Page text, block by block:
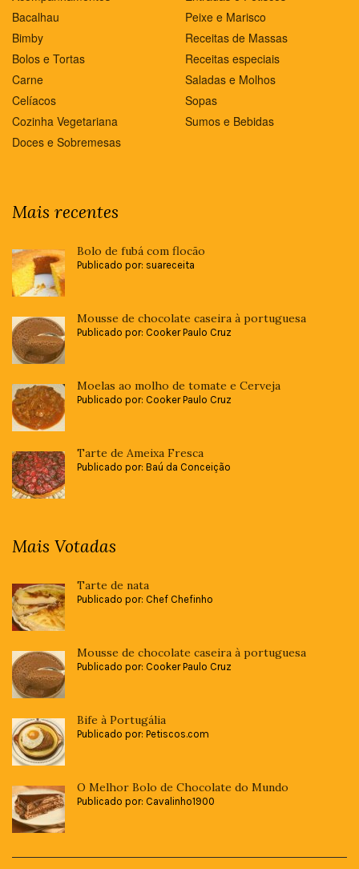
Bacalhau
Bimby
Bolos e Tortas
Carne
Celíacos
Cozinha Vegetariana
Doces e Sobremesas
Peixe e Marisco
Receitas de Massas
Receitas especiais
Saladas e Molhos
Sopas
Sumos e Bebidas
Mais recentes
Bolo de fubá com flocão
Publicado por: suareceita
Mousse de chocolate caseira à portuguesa
Publicado por: Cooker Paulo Cruz
Moelas ao molho de tomate e Cerveja
Publicado por: Cooker Paulo Cruz
Tarte de Ameixa Fresca
Publicado por: Baú da Conceição
Mais Votadas
Tarte de nata
Publicado por: Chef Chefinho
Mousse de chocolate caseira à portuguesa
Publicado por: Cooker Paulo Cruz
Bife à Portugália
Publicado por: Petiscos.com
O Melhor Bolo de Chocolate do Mundo
Publicado por: Cavalinho1900